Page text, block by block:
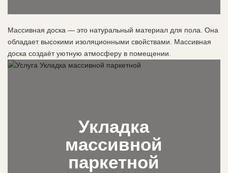
Массивная доска — это натуральный материал для пола. Она
обладает высокими изоляционными свойствами. Массивная
доска создаёт уютную атмосферу в помещении.
Укладка
массивной
паркетной